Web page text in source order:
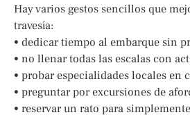
Hay varios gestos sencillos que
travesía:
• dedicar tiempo al embarque sin
• no llenar todas las escalas con
• probar especialidades locales en
• preguntar por excursiones de
• reservar un rato para